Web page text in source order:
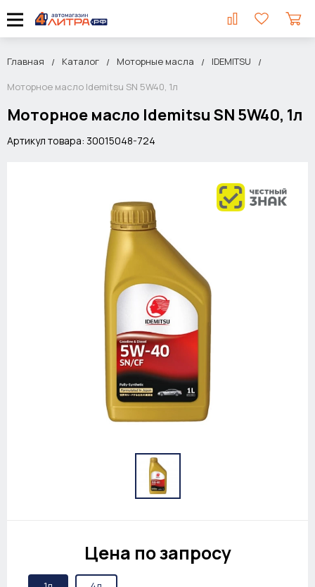
Главная Каталог Моторные масла
IDEMITSU
Моторное масло Idemitsu SN 5W40, 1л
Моторное масло Idemitsu SN 5W40, 1л
Артикул товара: 30015048-724
Цена по запросу